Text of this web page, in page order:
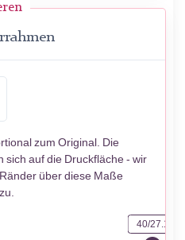
zum Original. Die
auf die Druckfläche - wir
über diese Maße
40/27.1